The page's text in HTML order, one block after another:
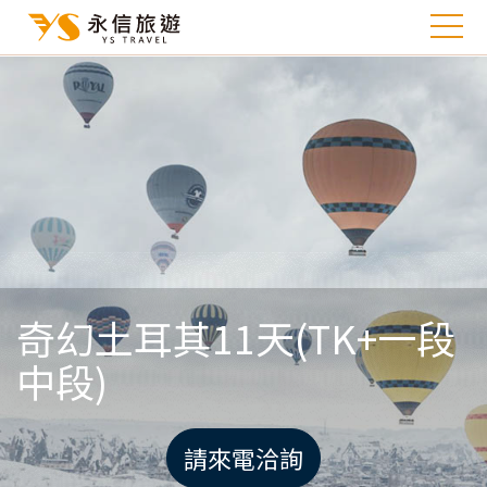
奇幻土耳其11天(TK+一段
中段)
請來電洽詢